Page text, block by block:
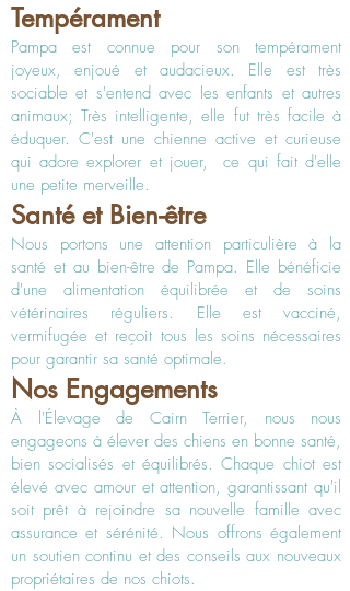
Tempérament
Pampa est connue pour son tempérament
joyeux, enjoué et audacieux. Elle est très
sociable et s'entend avec les enfants et autres
animaux; Très intelligente, elle fut très facile à
éduquer. C'est une chienne active et curieuse
qui adore explorer et jouer, ce qui fait d'elle
une petite merveille.
Santé et Bien-être
Nous portons une attention particulière à la
santé et au bien-être de Pampa. Elle bénéficie
d'une alimentation équilibrée et de soins
vétérinaires réguliers. Elle est vacciné,
vermifugée et reçoit tous les soins nécessaires
pour garantir sa santé optimale.
Nos Engagements
À l'Élevage de Cairn Terrier, nous nous
engageons à élever des chiens en bonne santé,
bien socialisés et équilibrés. Chaque chiot est
élevé avec amour et attention, garantissant qu'il
soit prêt à rejoindre sa nouvelle famille avec
assurance et sérénité. Nous offrons également
un soutien continu et des conseils aux nouveaux
propriétaires de nos chiots.